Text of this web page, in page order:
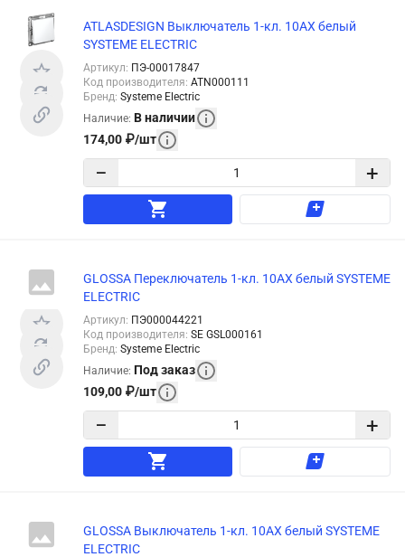
ATLASDESIGN Выключатель 1-кл. 10АХ белый
SYSTEME ELECTRIC
Артикул: ПЭ-00017847
Код производителя: ATN000111
Бренд: Systeme Electric
Наличие: В наличии
174,00 ₽/шт
− +
GLOSSA Переключатель 1-кл. 10АХ белый SYSTEME
ELECTRIC
Артикул: ПЭ000044221
Код производителя: SE GSL000161
Бренд: Systeme Electric
Наличие: Под заказ
109,00 ₽/шт
− +
GLOSSA Выключатель 1-кл. 10АХ белый SYSTEME
ELECTRIC